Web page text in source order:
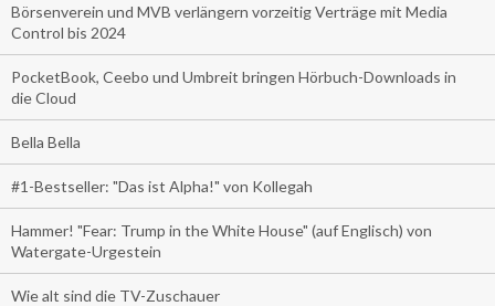
Börsenverein und MVB verlängern vorzeitig Verträge mit Media
Control bis 2024
PocketBook, Ceebo und Umbreit bringen Hörbuch-Downloads in
die Cloud
Bella Bella
#1-Bestseller: "Das ist Alpha!" von Kollegah
Hammer! "Fear: Trump in the White House" (auf Englisch) von
Watergate-Urgestein
Wie alt sind die TV-Zuschauer